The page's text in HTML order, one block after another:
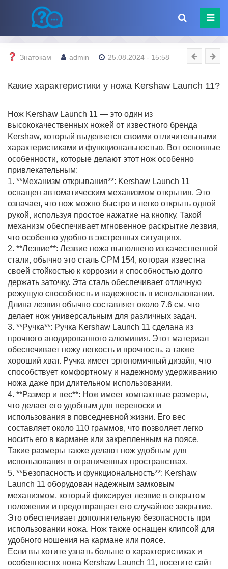
Знатокам admin 25.08.2024 - 15:58
Какие характеристики у ножа Kershaw Launch 11?
Нож Kershaw Launch 11 — это один из
высококачественных ножей от известного бренда
Kershaw, который выделяется своими отличительными
характеристиками и функциональностью. Вот основные
особенности, которые делают этот нож особенно
привлекательным:
1. **Механизм открывания**: Kershaw Launch 11
оснащен автоматическим механизмом открытия. Это
означает, что нож можно быстро и легко открыть одной
рукой, используя простое нажатие на кнопку. Такой
механизм обеспечивает мгновенное раскрытие лезвия,
что особенно удобно в экстренных ситуациях.
2. **Лезвие**: Лезвие ножа выполнено из качественной
стали, обычно это сталь CPM 154, которая известна
своей стойкостью к коррозии и способностью долго
держать заточку. Эта сталь обеспечивает отличную
режущую способность и надежность в использовании.
Длина лезвия обычно составляет около 7.6 см, что
делает нож универсальным для различных задач.
3. **Ручка**: Ручка Kershaw Launch 11 сделана из
прочного анодированного алюминия. Этот материал
обеспечивает ножу легкость и прочность, а также
хороший хват. Ручка имеет эргономичный дизайн, что
способствует комфортному и надежному удерживанию
ножа даже при длительном использовании.
4. **Размер и вес**: Нож имеет компактные размеры,
что делает его удобным для переноски и
использования в повседневной жизни. Его вес
составляет около 110 граммов, что позволяет легко
носить его в кармане или закрепленным на поясе.
Такие размеры также делают нож удобным для
использования в ограниченных пространствах.
5. **Безопасность и функциональность**: Kershaw
Launch 11 оборудован надежным замковым
механизмом, который фиксирует лезвие в открытом
положении и предотвращает его случайное закрытие.
Это обеспечивает дополнительную безопасность при
использовании ножа. Нож также оснащен клипсой для
удобного ношения на кармане или поясе.
Если вы хотите узнать больше о характеристиках и
особенностях ножа Kershaw Launch 11, посетите сайт